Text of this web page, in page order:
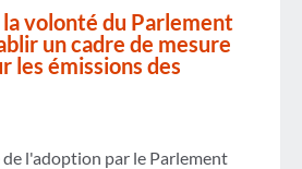
la volonté du Parlement
un cadre de mesure
les émissions des
de l'adoption par le Parlement